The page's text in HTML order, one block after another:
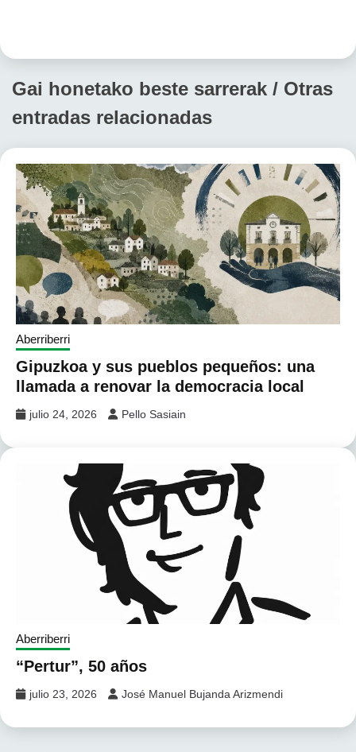
Gai honetako beste sarrerak / Otras
entradas relacionadas
Aberriberri
Gipuzkoa y sus pueblos pequeños: una
llamada a renovar la democracia local
julio 24, 2026 Pello Sasiain
Aberriberri
“Pertur”, 50 años
julio 23, 2026 José Manuel Bujanda Arizmendi